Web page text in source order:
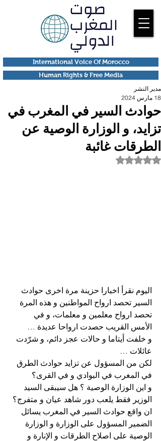
Human Rights & Free Media
International Voice Of Morocco
حوادث السير في المغرب في
تزايد، و الوزارة الوصية عن
الطرقات غائبة
مدير النشر
18 مارس 2024
تم التقييم بـ ليس رقمًا من أصل 5 نجوم.
اليوم نقرأ اخبارا حزينة مرة اخرى حوادث
السير تحصد ارواح المواطنين و هذه المرة
تحصد ارواح معلمين و معلمات، و في
الأمس القريب حصدت ارواحا عديدة …
و خلفت أيتاما و حالات عجز دائم، و شرّدت
عائلات …
لكن من المسؤول عن تزايد حوادث الطرق
في المغرب في البوادي و في القرى؟
و اين الوزارة الوصية ؟ هل سيبقى السيد
الوزير فقط يلعب دور شاهد عيان و متفرج؟
ان واقع حوادث السير في المغرب يسائل
الضمير المسؤول على الوزارة و الوزارة
الوصية على اصلاح الطرقات و الإنارة و